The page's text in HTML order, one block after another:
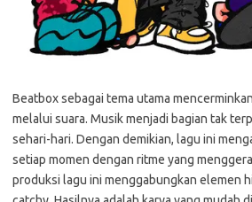
Beatbox sebagai tema utama
melalui suara. Musik menjadi bagian tak
sehari-hari. Dengan demikian, lagu ini
setiap momen dengan ritme yang
produksi lagu ini menggabungkan elemen